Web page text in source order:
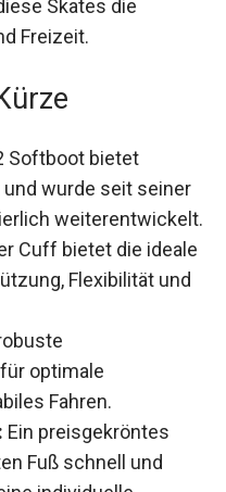
Freizeit.
Softboot bietet
wurde seit
Cuff bietet die
optimale
Fahren.
Ein preisgekröntes
Fuß schnell und